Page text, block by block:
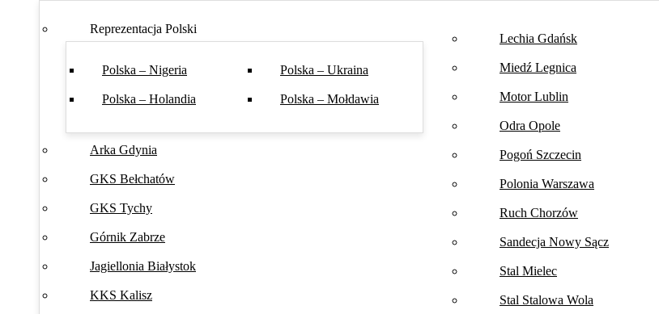
Reprezentacja Polski
Polska – Nigeria
Polska – Holandia
Polska – Ukraina
Polska – Mołdawia
Arka Gdynia
GKS Bełchatów
GKS Tychy
Górnik Zabrze
Jagiellonia Białystok
KKS Kalisz
Lechia Gdańsk
Miedź Legnica
Motor Lublin
Odra Opole
Pogoń Szczecin
Polonia Warszawa
Ruch Chorzów
Sandecja Nowy Sącz
Stal Mielec
Stal Stalowa Wola